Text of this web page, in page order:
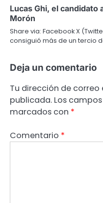
Lucas Ghi, el
Morón
Share via: Facebook X
consiguió más de un tercio
Deja un comentario
Tu dirección de
publicada. Los
marcados con *
Comentario *